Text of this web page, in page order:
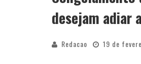
desejam adiar
Redacao 19 de